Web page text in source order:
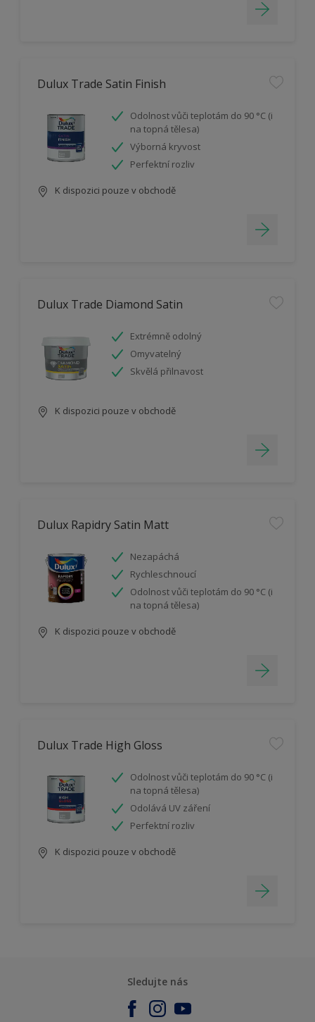
Dulux Trade Satin Finish
Odolnost vůči teplotám do 90 °C (i
na topná tělesa)
Výborná kryvost
Perfektní rozliv
K dispozici pouze v obchodě
Dulux Trade Diamond Satin
Extrémně odolný
Omyvatelný
Skvělá přilnavost
K dispozici pouze v obchodě
Dulux Rapidry Satin Matt
Nezapáchá
Rychleschnoucí
Odolnost vůči teplotám do 90 °C (i
na topná tělesa)
K dispozici pouze v obchodě
Dulux Trade High Gloss
Odolnost vůči teplotám do 90 °C (i
na topná tělesa)
Odolává UV záření
Perfektní rozliv
K dispozici pouze v obchodě
Sledujte nás